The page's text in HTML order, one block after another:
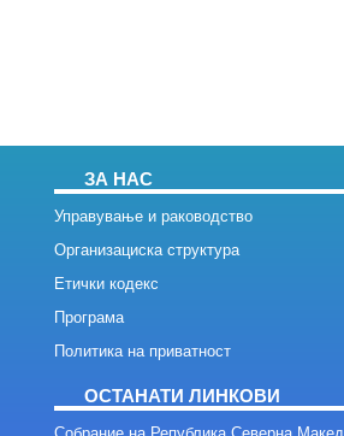
ЗА НАС
Управување и раководство
Организациска структура
Етички кодекс
Програма
Политика на приватност
ОСТАНАТИ ЛИНКОВИ